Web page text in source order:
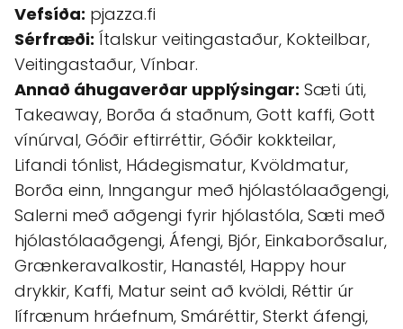
Vefsíða: pjazza.fi
Sérfræði: Ítalskur veitingastaður, Kokteilbar,
Veitingastaður, Vínbar.
Annað áhugaverðar upplýsingar: Sæti úti,
Takeaway, Borða á staðnum, Gott kaffi, Gott
vínúrval, Góðir eftirréttir, Góðir kokkteilar,
Lifandi tónlist, Hádegismatur, Kvöldmatur,
Borða einn, Inngangur með hjólastólaaðgengi,
Salerni með aðgengi fyrir hjólastóla, Sæti með
hjólastólaaðgengi, Áfengi, Bjór, Einkaborðsalur,
Grænkeravalkostir, Hanastél, Happy hour
drykkir, Kaffi, Matur seint að kvöldi, Réttir úr
lífrænum hráefnum, Smáréttir, Sterkt áfengi,